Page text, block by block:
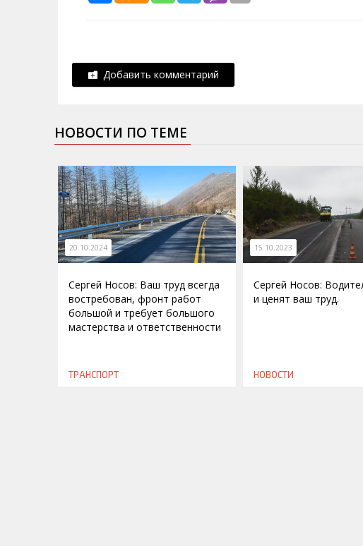
Добавить комментарий
НОВОСТИ ПО ТЕМЕ
20.10.2024
Сергей Носов: Ваш труд всегда
востребован, фронт работ
большой и требует большого
мастерства и ответственности
ТРАНСПОРТ
15.10.2023
Сергей Носов:
и ценят ваш труд.
НОВОСТИ